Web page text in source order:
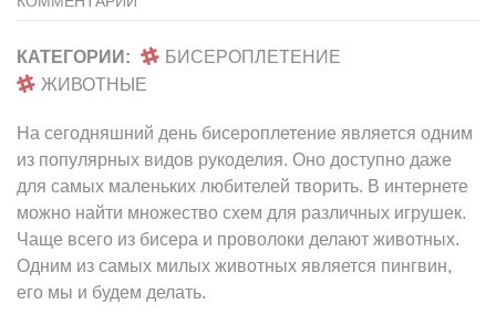
КАТЕГОРИИ:
БИСЕРОПЛЕТЕНИЕ
ЖИВОТНЫЕ
На сегодняшний день бисероплетение является одним
из популярных видов рукоделия. Оно доступно даже
для самых маленьких любителей творить. В интернете
можно найти множество схем для различных игрушек.
Чаще всего из бисера и проволоки делают животных.
Одним из самых милых животных является пингвин,
его мы и будем делать.